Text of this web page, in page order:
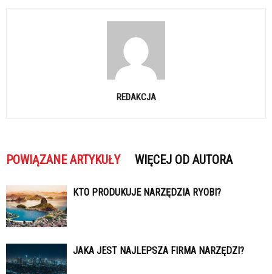
REDAKCJA
POWIĄZANE ARTYKUŁY WIĘCEJ OD AUTORA
KTO PRODUKUJE NARZĘDZIA RYOBI?
JAKA JEST NAJLEPSZA FIRMA NARZĘDZI?